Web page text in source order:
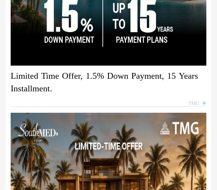
Limited Time Offer, 1.5% Down Payment, 15 Years
Installment.
TMG